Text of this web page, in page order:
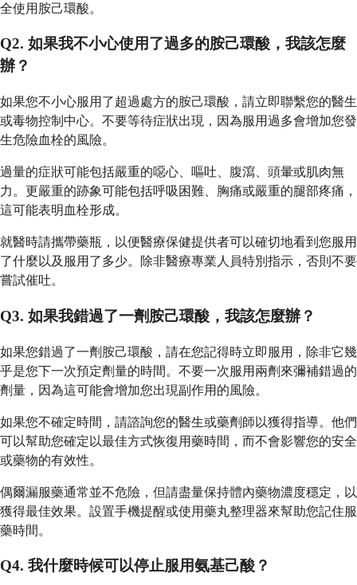
全使用胺己環酸。
Q2. 如果我不小心使用了過多的胺己環酸，我該怎麼
辦？
如果您不小心服用了超過處方的胺己環酸，請立即聯繫您的醫生
或毒物控制中心。不要等待症狀出現，因為服用過多會增加您發
生危險血栓的風險。
過量的症狀可能包括嚴重的噁心、嘔吐、腹瀉、頭暈或肌肉無
力。更嚴重的跡象可能包括呼吸困難、胸痛或嚴重的腿部疼痛，
這可能表明血栓形成。
就醫時請攜帶藥瓶，以便醫療保健提供者可以確切地看到您服用
了什麼以及服用了多少。除非醫療專業人員特別指示，否則不要
嘗試催吐。
Q3. 如果我錯過了一劑胺己環酸，我該怎麼辦？
如果您錯過了一劑胺己環酸，請在您記得時立即服用，除非它幾
乎是您下一次預定劑量的時間。不要一次服用兩劑來彌補錯過的
劑量，因為這可能會增加您出現副作用的風險。
如果您不確定時間，請諮詢您的醫生或藥劑師以獲得指導。他們
可以幫助您確定以最佳方式恢復用藥時間，而不會影響您的安全
或藥物的有效性。
偶爾漏服藥通常並不危險，但請盡量保持體內藥物濃度穩定，以
獲得最佳效果。設置手機提醒或使用藥丸整理器來幫助您記住服
藥時間。
Q4. 我什麼時候可以停止服用氨基己酸？